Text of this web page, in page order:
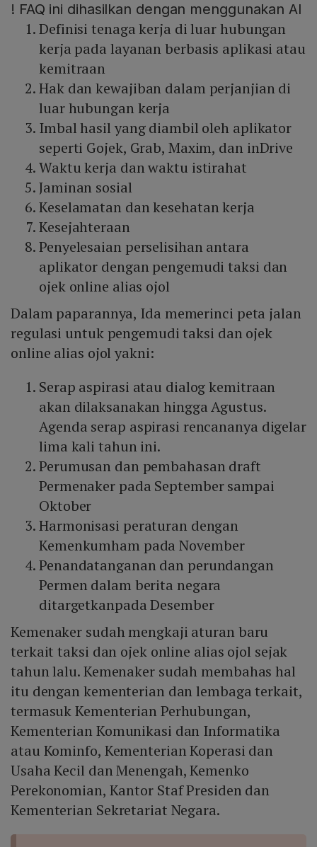
! FAQ ini dihasilkan dengan menggunakan AI
Definisi tenaga kerja di luar hubungan
kerja pada layanan berbasis aplikasi atau
kemitraan
Hak dan kewajiban dalam perjanjian di
luar hubungan kerja
Imbal hasil yang diambil oleh aplikator
seperti Gojek, Grab, Maxim, dan inDrive
Waktu kerja dan waktu istirahat
Jaminan sosial
Keselamatan dan kesehatan kerja
Kesejahteraan
Penyelesaian perselisihan antara
aplikator dengan pengemudi taksi dan
ojek online alias ojol
Dalam paparannya, Ida memerinci peta jalan
regulasi untuk pengemudi taksi dan ojek
online alias ojol yakni:
Serap aspirasi atau dialog kemitraan
akan dilaksanakan hingga Agustus.
Agenda serap aspirasi rencananya digelar
lima kali tahun ini.
Perumusan dan pembahasan draft
Permenaker pada September sampai
Oktober
Harmonisasi peraturan dengan
Kemenkumham pada November
Penandatanganan dan perundangan
Permen dalam berita negara
ditargetkanpada Desember
Kemenaker sudah mengkaji aturan baru
terkait taksi dan ojek online alias ojol sejak
tahun lalu. Kemenaker sudah membahas hal
itu dengan kementerian dan lembaga terkait,
termasuk Kementerian Perhubungan,
Kementerian Komunikasi dan Informatika
atau Kominfo, Kementerian Koperasi dan
Usaha Kecil dan Menengah, Kemenko
Perekonomian, Kantor Staf Presiden dan
Kementerian Sekretariat Negara.